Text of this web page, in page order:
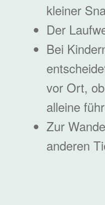
kleiner
Der
Bei
vor Ort,
alleine
Zur
anderen